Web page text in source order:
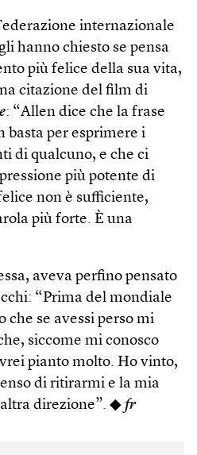
internazionale
hanno chiesto se pensa
più felice della sua vita,
citazione del film di
: “Allen dice che la frase
basta per esprimere i
di qualcuno, e che ci
più potente di
non è sufficiente,
più forte. È una
aveva perfino pensato
“Prima del mondiale
che se avessi perso mi
siccome mi conosco
pianto molto. Ho vinto,
di ritirarmi e la mia
direzione”. ◆ fr